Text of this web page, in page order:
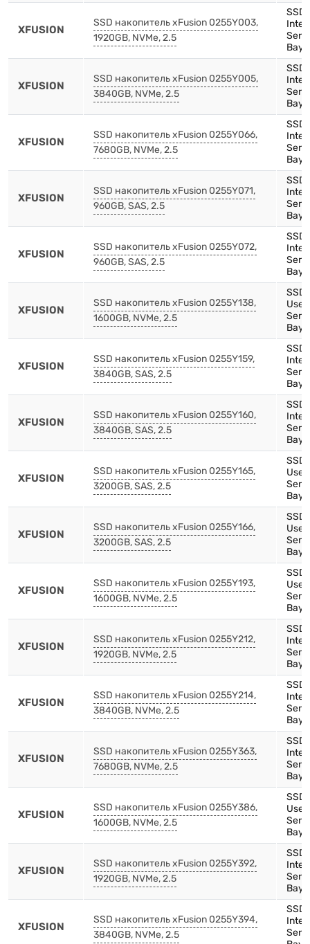
XFUSION
SSD накопитель xFusion 0255Y003,
1920GB, NVMe, 2.5
Bay)
XFUSION
SSD накопитель xFusion 0255Y005,
3840GB, NVMe, 2.5
Bay)
XFUSION
SSD накопитель xFusion 0255Y066,
7680GB, NVMe, 2.5
Bay)
XFUSION
SSD накопитель xFusion 0255Y071,
960GB, SAS, 2.5
Bay)
XFUSION
SSD накопитель xFusion 0255Y072,
960GB, SAS, 2.5
Bay)
XFUSION
SSD накопитель xFusion 0255Y138,
1600GB, NVMe, 2.5
Bay)
XFUSION
SSD накопитель xFusion 0255Y159,
3840GB, SAS, 2.5
Bay)
XFUSION
SSD накопитель xFusion 0255Y160,
3840GB, SAS, 2.5
Bay)
XFUSION
SSD накопитель xFusion 0255Y165,
3200GB, SAS, 2.5
Bay)
XFUSION
SSD накопитель xFusion 0255Y166,
3200GB, SAS, 2.5
Bay)
XFUSION
SSD накопитель xFusion 0255Y193,
1600GB, NVMe, 2.5
Bay)
XFUSION
SSD накопитель xFusion 0255Y212,
1920GB, NVMe, 2.5
Bay)
XFUSION
SSD накопитель xFusion 0255Y214,
3840GB, NVMe, 2.5
Bay)
XFUSION
SSD накопитель xFusion 0255Y363,
7680GB, NVMe, 2.5
Bay)
XFUSION
SSD накопитель xFusion 0255Y386,
1600GB, NVMe, 2.5
Bay)
XFUSION
SSD накопитель xFusion 0255Y392,
1920GB, NVMe, 2.5
Bay)
XFUSION
SSD накопитель xFusion 0255Y394,
3840GB, NVMe, 2.5